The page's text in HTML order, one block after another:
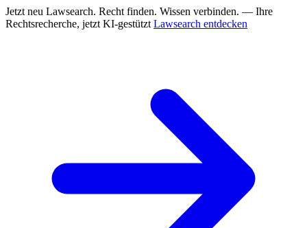
Jetzt neu Lawsearch. Recht finden. Wissen verbinden. — Ihre
Rechtsrecherche, jetzt KI-gestützt Lawsearch entdecken